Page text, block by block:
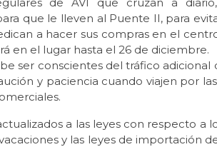
que le lleven al Puente II, para
a hacer sus compras en el
en el lugar hasta el 26 de diciembre.
ser conscientes del tráfico adicional
y paciencia cuando viajen por
a las leyes con respecto a
y las leyes de importación